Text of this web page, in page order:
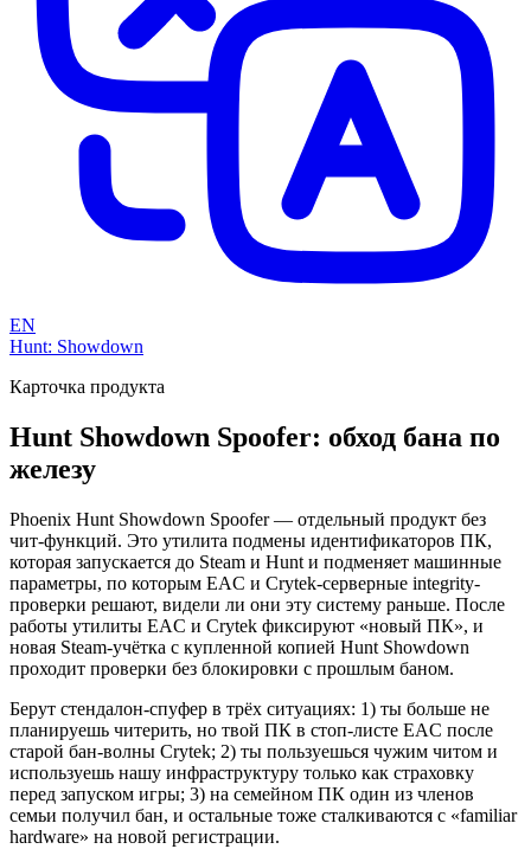
EN
Hunt: Showdown
Карточка продукта
Hunt Showdown Spoofer: обход бана по
железу
Phoenix Hunt Showdown Spoofer — отдельный продукт без
чит-функций. Это утилита подмены идентификаторов ПК,
которая запускается до Steam и Hunt и подменяет машинные
параметры, по которым EAC и Crytek-серверные integrity-
проверки решают, видели ли они эту систему раньше. После
работы утилиты EAC и Crytek фиксируют «новый ПК», и
новая Steam-учётка с купленной копией Hunt Showdown
проходит проверки без блокировки с прошлым баном.
Берут стендалон-спуфер в трёх ситуациях: 1) ты больше не
планируешь читерить, но твой ПК в стоп-листе EAC после
старой бан-волны Crytek; 2) ты пользуешься чужим читом и
используешь нашу инфраструктуру только как страховку
перед запуском игры; 3) на семейном ПК один из членов
семьи получил бан, и остальные тоже сталкиваются с «familiar
hardware» на новой регистрации.